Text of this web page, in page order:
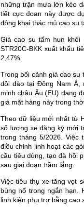
những trận mưa lớn kéo
tiết cực đoan này được
động khai thác mủ cao su
Giá cao su tấm hun khói
STR20C-BKK xuất khẩu
2,47%.
Trong bối cảnh giá cao su
dồi dào tại Đông Nam
minh châu Âu (EU) đang
giá mặt hàng này trong
Theo dữ liệu mới nhất từ
số lượng xe đăng ký mới
trong tháng 5/2026.
điều chỉnh linh hoạt các
cầu tiêu dùng, tạo đà hồi
sau giai đoạn trầm lắng.
Việc tiêu thụ xe tăng vọt
bùng nổ trong ngắn hạn.
linh kiện phụ trợ bằng cao